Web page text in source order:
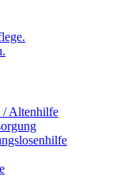
/ Altenhilfe